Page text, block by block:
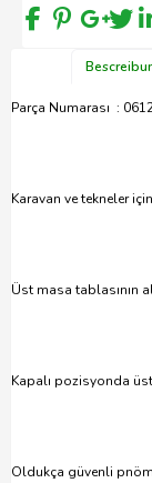
Parça Numarası :
Karavan ve tekneler
Üst masa tablasının
Kapalı pozisyonda
Oldukça güvenli